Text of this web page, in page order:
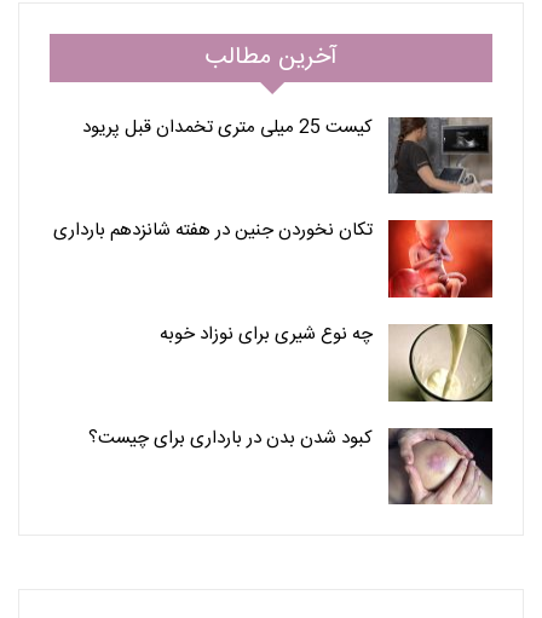
آخرین مطالب
کیست 25 میلی متری تخمدان قبل پریود
تکان نخوردن جنین در هفته شانزدهم بارداری
چه نوع شیری برای نوزاد خوبه
کبود شدن بدن در بارداری برای چیست؟